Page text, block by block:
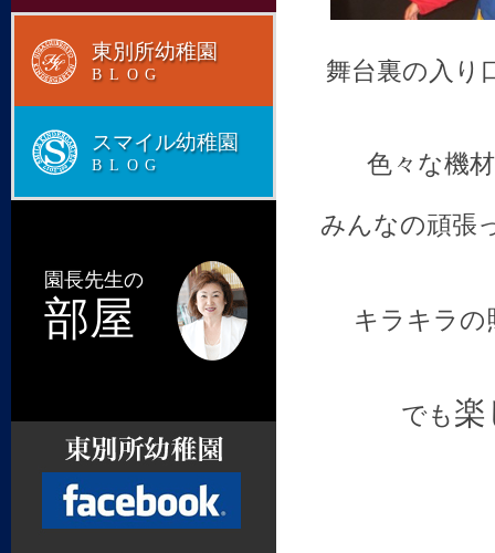
舞台裏の入り
色々な機
みんなの頑張
キラキラの
でも楽
東別所幼稚園
BLOG
スマイル幼稚園
BLOG
園長先生の
部屋